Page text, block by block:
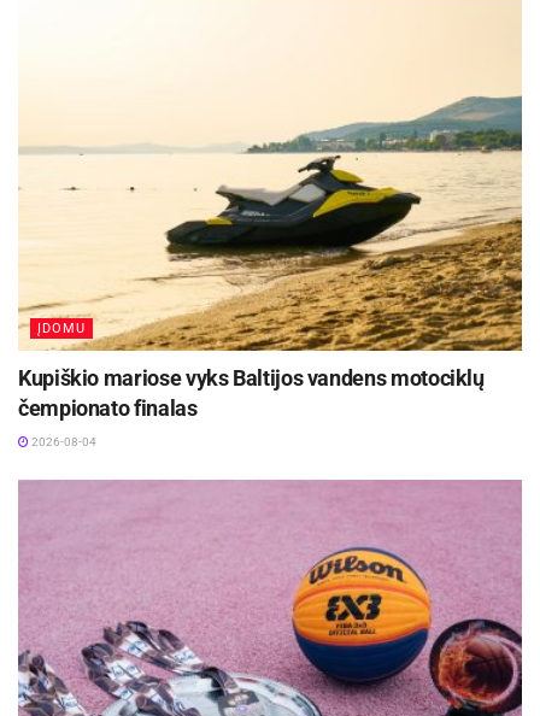
ĮDOMU
Kupiškio mariose vyks Baltijos vandens motociklų
čempionato finalas
2026-08-04